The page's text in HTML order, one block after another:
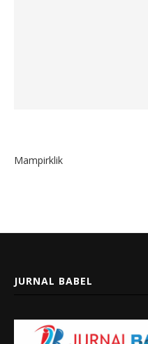
Mampirklik
JURNAL BABEL